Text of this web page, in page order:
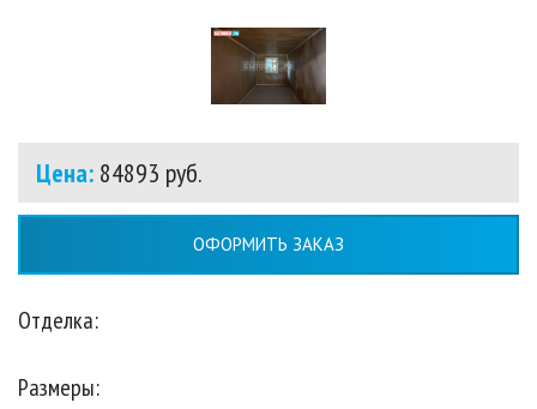
Цена: 84893 руб.
ОФОРМИТЬ ЗАКАЗ
Отделка:
Размеры: